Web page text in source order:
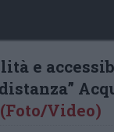
e
(Foto/Video)